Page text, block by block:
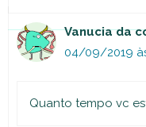
Vanucia da
04/09/2019
Quanto tempo vc